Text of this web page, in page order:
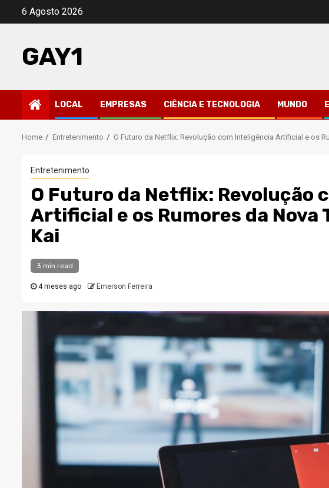
6 Agosto 2026
GAY1
LOCAL EMPRESAS CIÊNCIA E TECNOLOGIA MUNDO
Home Entretenimento O Futuro da Netflix: Revolução com Inteligência Artificial e os
Entretenimento
O Futuro da Netflix: Revolução
Artificial e os Rumores da Nova
Kai
3 min read
4 meses ago Emerson Ferreira